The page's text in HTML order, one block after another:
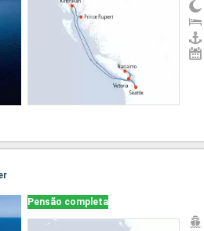
Pensão completa